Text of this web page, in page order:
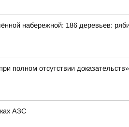
набережной: 186 деревьев:
полном отсутствии доказательств»
АЗС